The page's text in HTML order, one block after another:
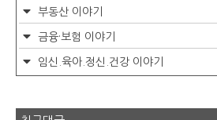
부동산 이야기
금융·보험 이야기
임신.육아.정신.건강 이야기